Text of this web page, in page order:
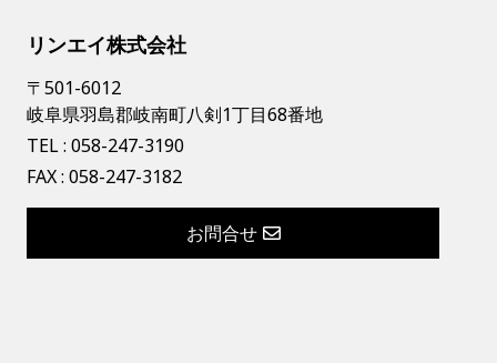
リンエイ株式会社
〒501-6012
岐阜県羽島郡岐南町八剣1丁目68番地
TEL : 058-247-3190
FAX : 058-247-3182
お問合せ